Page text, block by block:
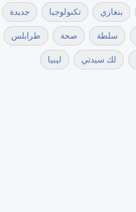
بنغازي تكنولوجيا جديدة
سلطة صحة طرابلس
لك سيدتي ليبيا